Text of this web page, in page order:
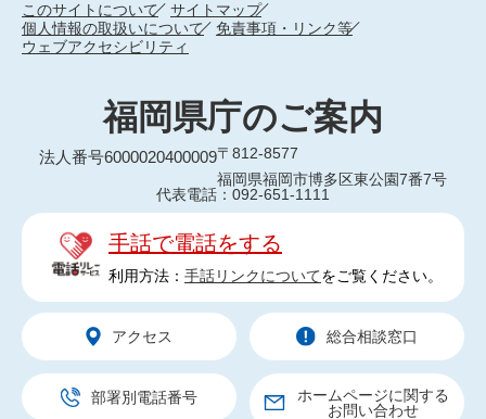
このサイトについて
サイトマップ
個人情報の取扱いについて
免責事項・リンク等
ウェブアクセシビリティ
福岡県庁のご案内
法人番号6000020400009〒812-8577
福岡県福岡市博多区東公園7番7号
代表電話：092-651-1111
手話で電話をする
利用方法： 手話リンクについてをご覧ください。
アクセス 総合相談窓口
部署別電話番号
ホームページに関する
お問い合わせ